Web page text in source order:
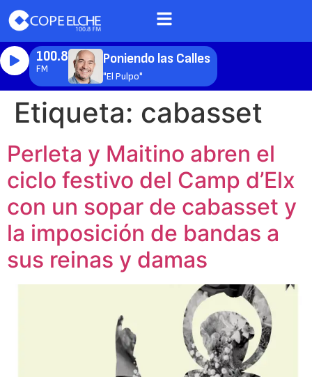
100.8
FM
Poniendo las Calles
"El Pulpo"
Etiqueta: cabasset
Perleta y Maitino abren el
ciclo festivo del Camp d’Elx
con un sopar de cabasset y
la imposición de bandas a
sus reinas y damas